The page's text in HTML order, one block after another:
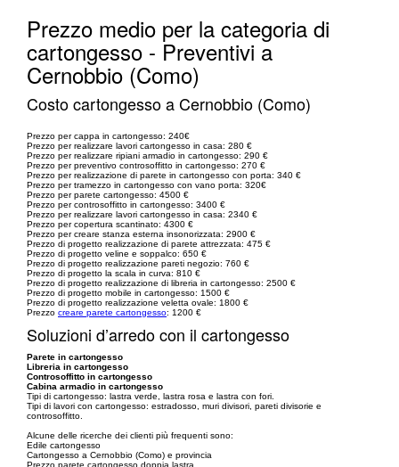
Prezzo medio per la categoria di
cartongesso - Preventivi a
Cernobbio (Como)
Costo cartongesso a Cernobbio (Como)
Prezzo per cappa in cartongesso: 240€
Prezzo per realizzare lavori cartongesso in casa: 280 €
Prezzo per realizzare ripiani armadio in cartongesso: 290 €
Prezzo per preventivo controsoffitto in cartongesso: 270 €
Prezzo per realizzazione di parete in cartongesso con porta: 340 €
Prezzo per tramezzo in cartongesso con vano porta: 320€
Prezzo per parete cartongesso: 4500 €
Prezzo per controsoffitto in cartongesso: 3400 €
Prezzo per realizzare lavori cartongesso in casa: 2340 €
Prezzo per copertura scantinato: 4300 €
Prezzo per creare stanza esterna insonorizzata: 2900 €
Prezzo di progetto realizzazione di parete attrezzata: 475 €
Prezzo di progetto veline e soppalco: 650 €
Prezzo di progetto realizzazione pareti negozio: 760 €
Prezzo di progetto la scala in curva: 810 €
Prezzo di progetto realizzazione di libreria in cartongesso: 2500 €
Prezzo di progetto mobile in cartongesso: 1500 €
Prezzo di progetto realizzazione veletta ovale: 1800 €
Prezzo creare parete cartongesso: 1200 €
Soluzioni d’arredo con il cartongesso
Parete in cartongesso
Libreria in cartongesso
Controsoffitto in cartongesso
Cabina armadio in cartongesso
Tipi di cartongesso: lastra verde, lastra rosa e lastra con fori.
Tipi di lavori con cartongesso: estradosso, muri divisori, pareti divisorie e
controsoffitto.
Alcune delle ricerche dei clienti più frequenti sono:
Edile cartongesso
Cartongesso a Cernobbio (Como) e provincia
Prezzo parete cartongesso doppia lastra